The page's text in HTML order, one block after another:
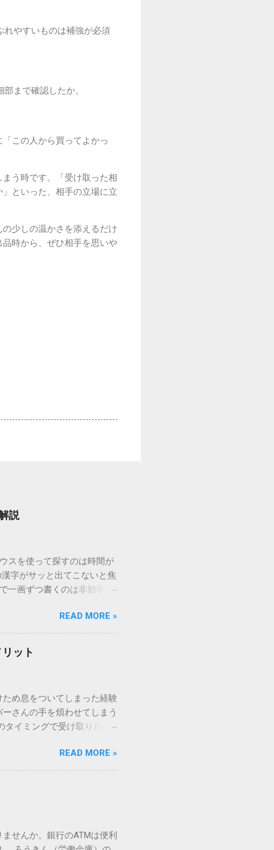
れやすいものは補強が必須
まで確認したか。
この人から買ってよかっ
う時です。「受け取った相
といった、相手の立場に立
少しの温かさを添えるだけ
時から、ぜひ相手を思いや
説
スを使って探すのは時間が
字がサッと出てこないと焦
一画ずつ書くのは非効率で
クを詳しく解説します。
「変換」しても旧字・外字
由は、パソコンが文字を
規格）によって「第1水
字（旧字）や、特定の組
の文字には、いわば「住
直接指定すれば、確実に呼
最も汎用性が高く、特別な
握する。 入力モードを「半
がら[X]キー**を押す。 入
Wordで非常に強力
READ MORE »
ット
め息をついてしまった経験
さんの手を煩わせてしまう
イミングで受け取りた
のストレスは驚くほど軽く
なメリットを徹底解説しま
佐川急便の個人向け無料
めの基盤となるサービスで
付けることで、その利便
」とおさらばできる理由 日
READ MORE »
せんか。銀行のATMは便利